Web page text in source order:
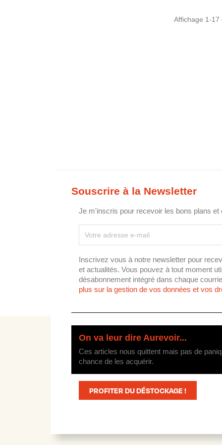
Affichage 1-17
Souscrire à la Newsletter
Je m'inscris pour recevoir les bons plans et
Inscrivez vous à notre newsletter pour
et actualités. Vous pouvez à tout moment
désabonnement intégré dans chaque
plus sur la gestion de vos données et vos
On va leur dire Aurevoir...
Ces articles nous quittent mais pas de
chance de les acquérir.
PROFITER DU DÉSTOCKAGE !